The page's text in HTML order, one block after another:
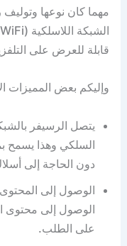
مهما كان نوعها
قابلة للعرض على
وإليكم بعض المميزات
السلكي وهذا يسمح
دون الحاجة إلى
الوصول إلى
الوصول إلى محتوى
على الطلب.